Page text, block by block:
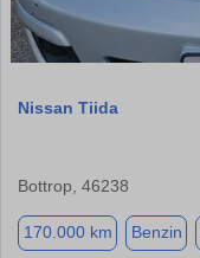
Nissan Tiida
Bottrop, 46238
170.000 km Benzin